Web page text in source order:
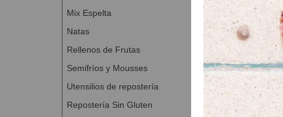
Mix Espelta
Natas
Rellenos de Frutas
Semifríos y Mousses
Utensilios de repostería
Repostería Sin Gluten